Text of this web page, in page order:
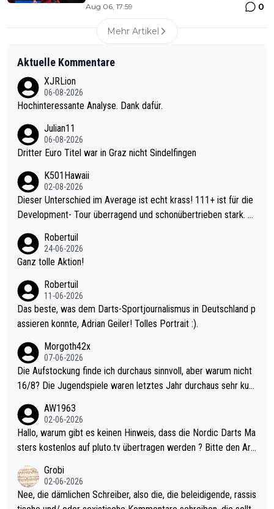
Aug 06, 17:59 0
Mehr Artikel
Aktuelle Kommentare
XJRLion
06-08-2026
Hochinteressante Analyse. Dank dafür.
Julian11
06-08-2026
Dritter Euro Titel war in Graz nicht Sindelfingen
K501Hawaii
02-08-2026
Dieser Unterschied im Average ist echt krass! 111+ ist für die
Development- Tour überragend und schonübertrieben stark. U
mal 40+ erst recht. Da gewinnst keinen Blumentopf - ist ja noc
h krasser wie ein Pokalspiel eines Kreisligisten vs einem Bund
Robertuil
24-06-2026
Ganz tolle Aktion!
Robertuil
11-06-2026
Das beste, was dem Darts-Sportjournalismus in Deutschland p
assieren konnte, Adrian Geiler! Tolles Portrait :).
Morgoth42x
07-06-2026
Die Aufstockung finde ich durchaus sinnvoll, aber warum nicht
16/8? Die Jugendspiele waren letztes Jahr durchaus sehr kurz
Allerdings ist Mitchell Lawrie als Nummer 1 der Welt eh qualifi
ziert. Somit ändert die automatische Qualifikation des Weltmei
sters erstmal nichts. Ich denke sie wollen damit für nächstes J
ohl wenig WDF Turniere spielen. Dies war bei Archie Self letzt
es Jahr der Fall. Er musste als amtierender Weltmeister durch
den Qualifier und ich glaube kaum, dass Mitchel sich das (in Ve
AW1963
02-06-2026
Hallo, warum gibt es keinen Hinweis, dass die Nordic Darts Ma
sters kostenlos auf pluto.tv übertragen werden ? Bitte den Arti
Grobi
02-06-2026
Nee, die dämlichen Schreiber, also die, die beleidigende, rassis